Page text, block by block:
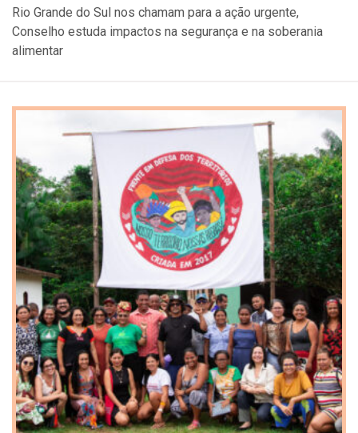
Rio Grande do Sul nos chamam para a ação urgente,
Conselho estuda impactos na segurança e na soberania
alimentar